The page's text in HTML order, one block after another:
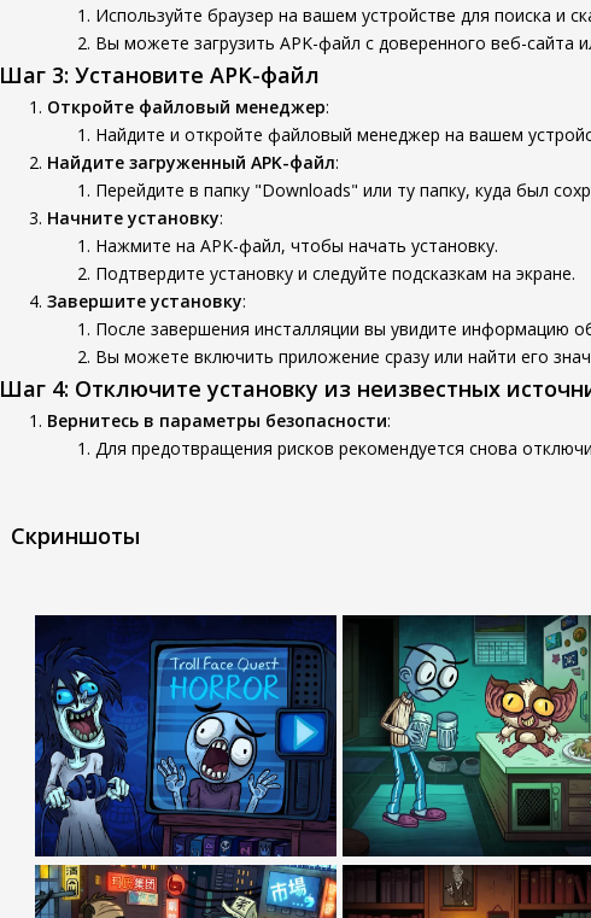
Используйте браузер на вашем устройстве для поиска и
Вы можете загрузить APK-файл с доверенного веб-сайта
Шаг 3: Установите APK-файл
Откройте файловый менеджер:
Найдите и откройте файловый менеджер на вашем
Найдите загруженный APK-файл:
Перейдите в папку "Downloads" или ту папку, куда был
Начните установку:
Нажмите на APK-файл, чтобы начать установку.
Подтвердите установку и следуйте подсказкам на экране.
Завершите установку:
После завершения инсталляции вы увидите информацию
Вы можете включить приложение сразу или найти его
Шаг 4: Отключите установку из неизвестных
Вернитесь в параметры безопасности:
Для предотвращения рисков рекомендуется снова
Скриншоты